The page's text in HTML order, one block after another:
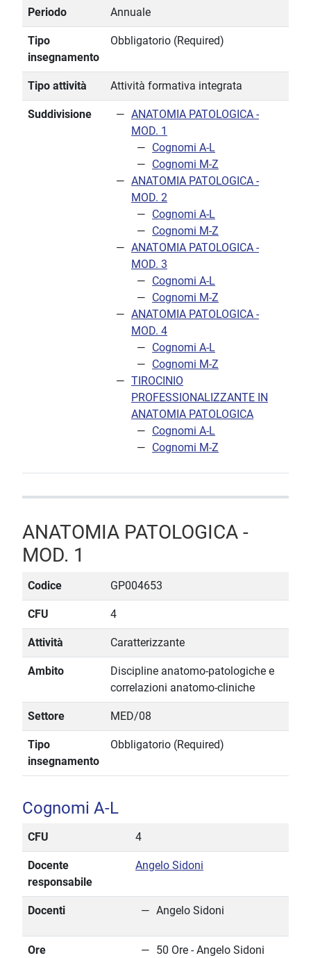
Periodo Annuale
Tipo
insegnamento
Obbligatorio (Required)
Tipo attività Attività formativa integrata
Suddivisione
ANATOMIA PATOLOGICA -
MOD. 1
Cognomi A-L
Cognomi M-Z
ANATOMIA PATOLOGICA -
MOD. 2
Cognomi A-L
Cognomi M-Z
ANATOMIA PATOLOGICA -
MOD. 3
Cognomi A-L
Cognomi M-Z
ANATOMIA PATOLOGICA -
MOD. 4
Cognomi A-L
Cognomi M-Z
TIROCINIO
PROFESSIONALIZZANTE IN
ANATOMIA PATOLOGICA
Cognomi A-L
Cognomi M-Z
ANATOMIA PATOLOGICA -
MOD. 1
Codice GP004653
CFU 4
Attività Caratterizzante
Ambito
Discipline anatomo-patologiche e
correlazioni anatomo-cliniche
Settore MED/08
Tipo
insegnamento
Obbligatorio (Required)
Cognomi A-L
CFU 4
Docente
responsabile
Angelo Sidoni
Docenti Angelo Sidoni
Ore 50 Ore - Angelo Sidoni